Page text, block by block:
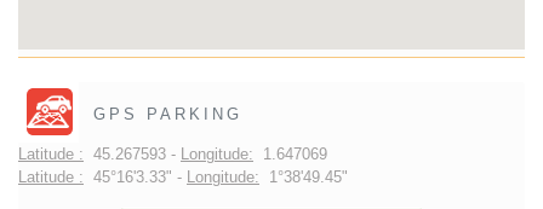
GPS PARKING
Latitude : 45.267593 - Longitude: 1.647069
Latitude : 45°16'3.33" - Longitude: 1°38'49.45"